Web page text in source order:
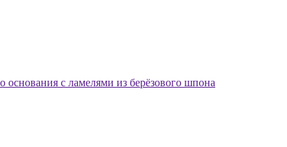
основания с ламелями из берёзового шпона